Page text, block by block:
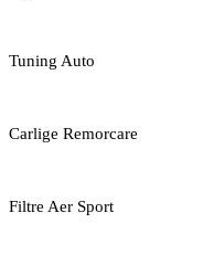
Tuning Auto
Carlige Remorcare
Filtre Aer Sport